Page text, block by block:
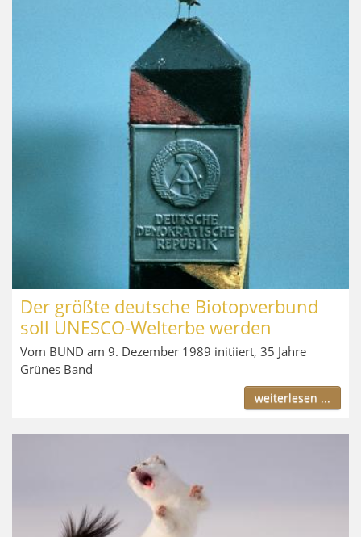
Der größte deutsche Biotopverbund
soll UNESCO-Welterbe werden
Vom BUND am 9. Dezember 1989 initiiert, 35 Jahre
Grünes Band
weiterlesen ...